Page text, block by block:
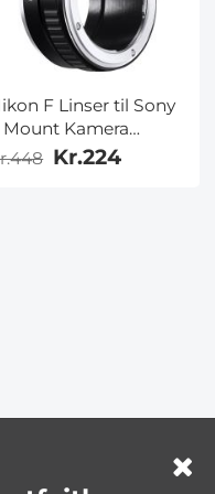
F Linser til Sony
Mount Kamera
Kr.224